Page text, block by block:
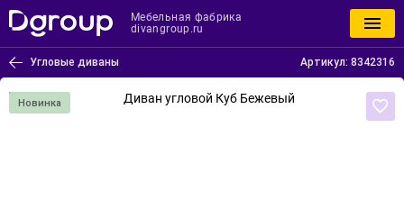
Мебельная фабрика
divangroup.ru
Угловые диваны Артикул: 8342316
Новинка